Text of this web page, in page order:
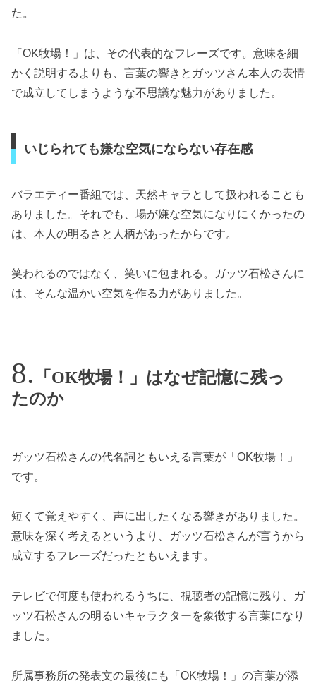
た。
「OK牧場！」は、その代表的なフレーズです。意味を細
かく説明するよりも、言葉の響きとガッツさん本人の表情
で成立してしまうような不思議な魅力がありました。
いじられても嫌な空気にならない存在感
バラエティー番組では、天然キャラとして扱われることも
ありました。それでも、場が嫌な空気になりにくかったの
は、本人の明るさと人柄があったからです。
笑われるのではなく、笑いに包まれる。ガッツ石松さんに
は、そんな温かい空気を作る力がありました。
「OK牧場！」はなぜ記憶に残っ
たのか
ガッツ石松さんの代名詞ともいえる言葉が「OK牧場！」
です。
短くて覚えやすく、声に出したくなる響きがありました。
意味を深く考えるというより、ガッツ石松さんが言うから
成立するフレーズだったともいえます。
テレビで何度も使われるうちに、視聴者の記憶に残り、ガ
ッツ石松さんの明るいキャラクターを象徴する言葉になり
ました。
所属事務所の発表文の最後にも「OK牧場！」の言葉が添